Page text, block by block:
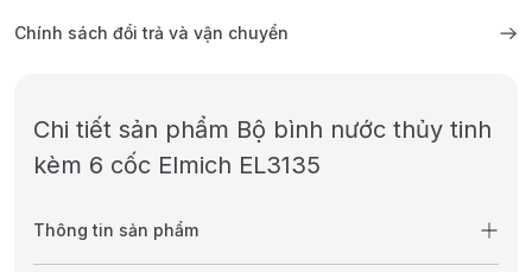
Chính sách đổi trả và vận chuyển
Chi tiết sản phẩm Bộ bình nước thủy tinh
kèm 6 cốc Elmich EL3135
Thông tin sản phẩm